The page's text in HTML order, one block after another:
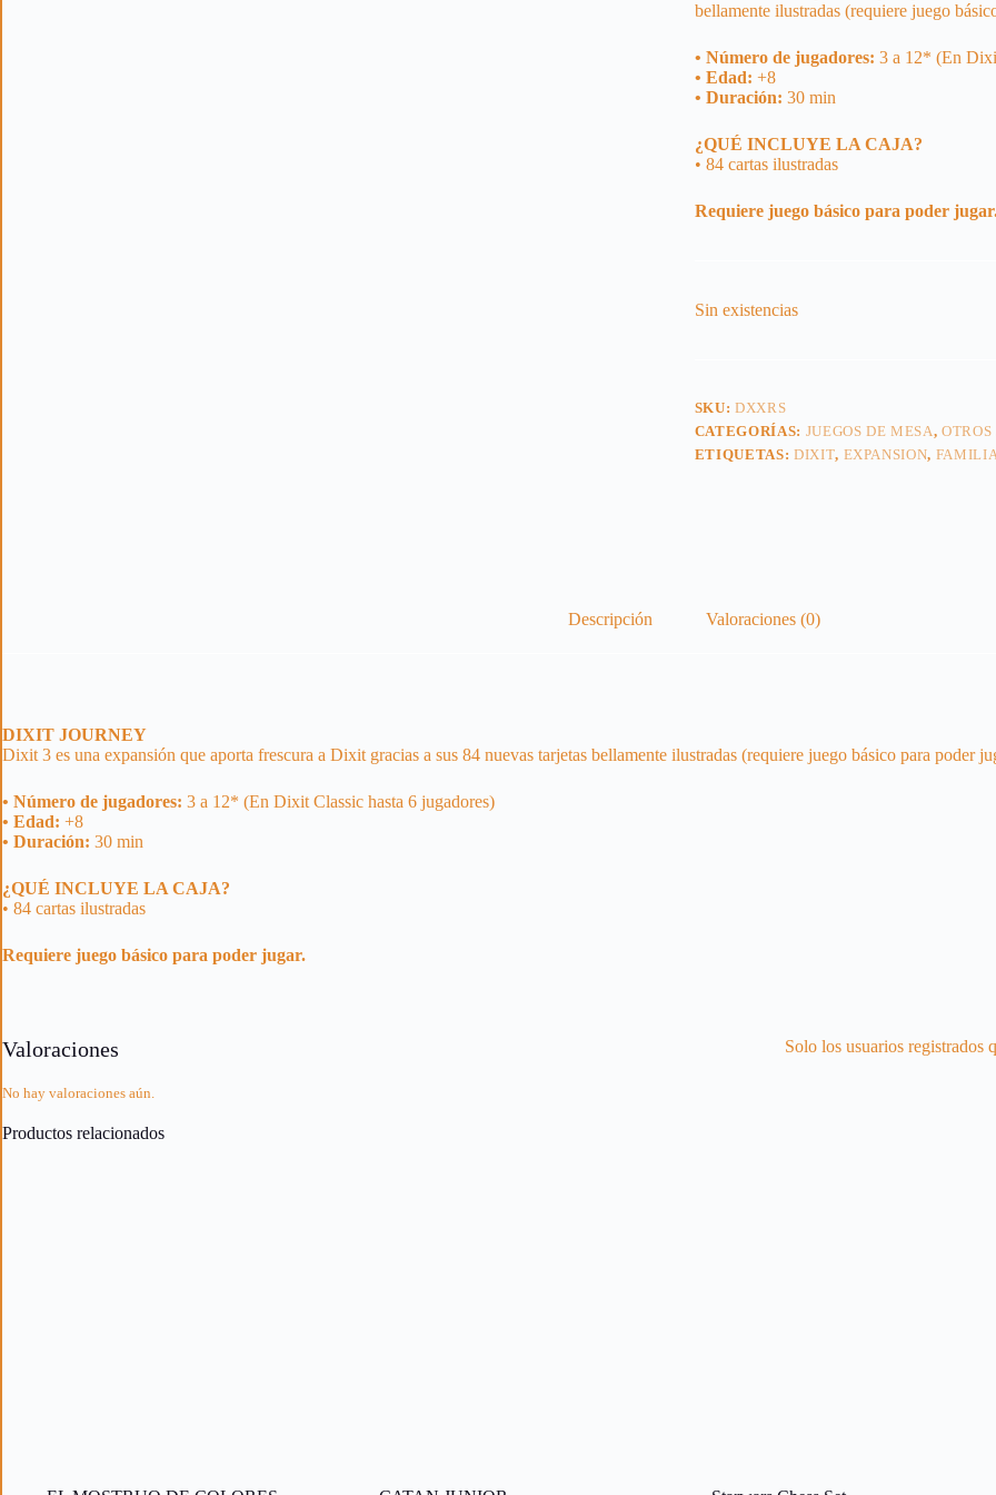
bellamente ilustradas (requiere juego
• Número de jugadores: 3 a 12* (En
• Edad: +8
• Duración: 30 min
¿QUÉ INCLUYE LA CAJA?
• 84 cartas ilustradas
Requiere juego básico para poder
Sin existencias
SKU:DXXRS
CATEGORÍAS: JUEGOS DE MESA,OTROS
ETIQUETAS: DIXIT, EXPANSION,
Descripción Valoraciones (0)
DIXIT JOURNEY
Dixit 3 es una expansión que aporta frescura a Dixit gracias a sus 84 nuevas tarjetas bellamente ilustradas (requiere juego básico para poder
• Número de jugadores: 3 a 12* (En Dixit Classic hasta 6 jugadores)
• Edad: +8
• Duración: 30 min
¿QUÉ INCLUYE LA CAJA?
• 84 cartas ilustradas
Requiere juego básico para poder jugar.
Valoraciones
No hay valoraciones aún.
Solo los usuarios registrados
Productos relacionados